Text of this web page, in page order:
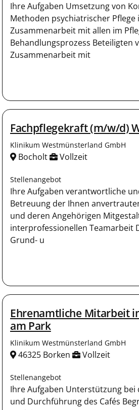
Ihre Aufgaben Umsetzung von
Methoden psychiatrischer
Zusammenarbeit mit allen im
Behandlungsprozess Beteiligten
Zusammenarbeit mit
Fachpflegekraft (m/w/d)
Klinikum Westmünsterland GmbH
Bocholt Vollzeit
Stellenangebot
Ihre Aufgaben verantwortliche
Betreuung der Ihnen
und deren Angehörigen
interprofessionellen Teamarbeit
Grund- u
Ehrenamtliche Mitarbeit
am Park
Klinikum Westmünsterland GmbH
46325 Borken Vollzeit
Stellenangebot
Ihre Aufgaben Unterstützung
und Durchführung des Cafés